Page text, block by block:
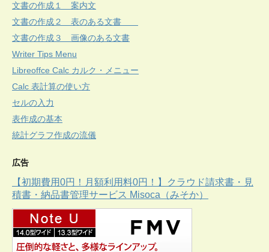
文書の作成１ 案内文
文書の作成２ 表のある文書
文書の作成３ 画像のある文書
Writer Tips Menu
Libreoffce Calc カルク・メニュー
Calc 表計算の使い方
セルの入力
表作成の基本
統計グラフ作成の流儀
広告
【初期費用0円！月額利用料0円！】クラウド請求書・見
積書・納品書管理サービス Misoca（みそか）